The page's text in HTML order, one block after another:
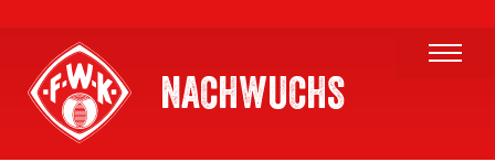
NACHWUCHS